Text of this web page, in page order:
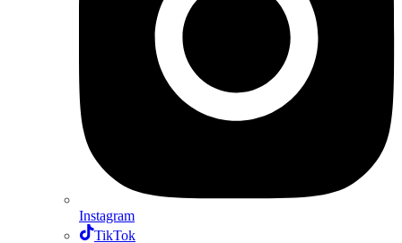
Instagram
TikTok